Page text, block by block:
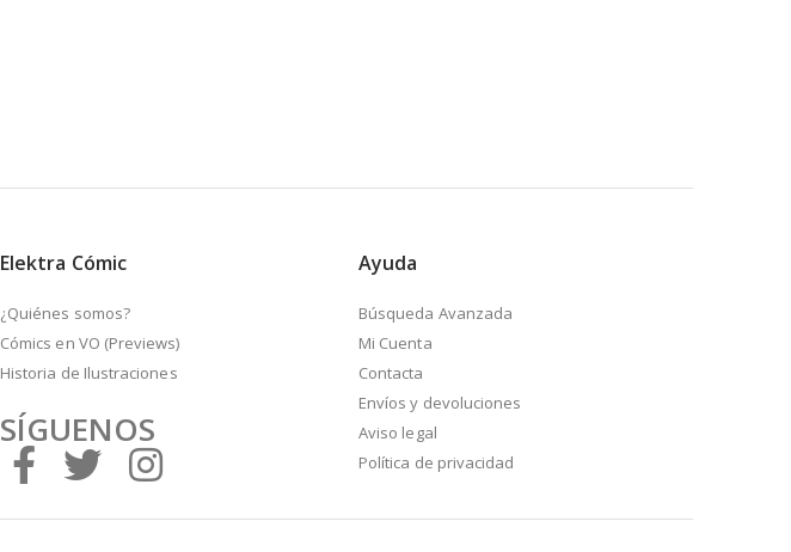
Elektra Cómic
¿Quiénes somos?
Cómics en VO (Previews)
Historia de Ilustraciones
SÍGUENOS
Ayuda
Búsqueda Avanzada
Mi Cuenta
Contacta
Envíos y devoluciones
Aviso legal
Política de privacidad